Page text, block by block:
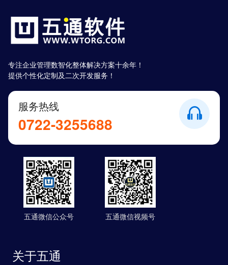
专注企业管理数智化整体解决方案十余年！
提供个性化定制及二次开发服务！
服务热线
0722-3255688
五通微信公众号 五通微信视频号
关于五通